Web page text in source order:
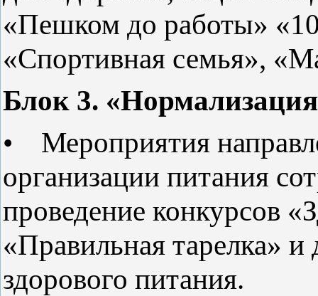
«Пешком до работы»
«Спортивная семья»,
Блок 3.
• Мероприятия
организации питания
проведение конкурсов
«Правильная тарелка» и
здорового питания.